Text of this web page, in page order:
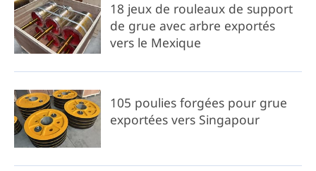
18 jeux de rouleaux de support
de grue avec arbre exportés
vers le Mexique
105 poulies forgées pour grue
exportées vers Singapour